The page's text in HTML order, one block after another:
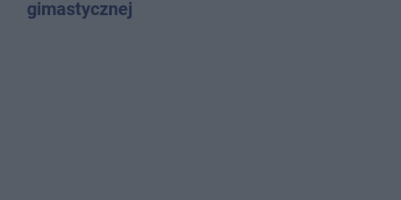
gimastycznej